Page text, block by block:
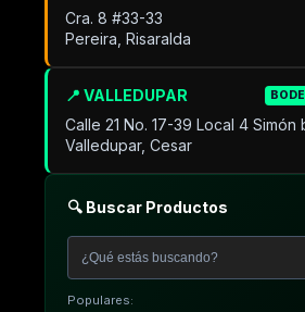
📍 VALLEDUPAR
Calle 21 No. 17-39 Local 4 Simón
Valledupar, Cesar
Cra. 8 #33-33
Pereira, Risaralda
🔍 Buscar Productos
Populares: